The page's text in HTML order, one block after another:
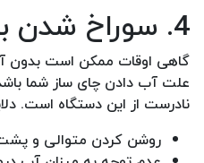
4. سوراخ شدن بدنه کتری
گاهی اوقات ممکن است بدون
علت آب دادن چای ساز شما
نادرست از این دستگاه است.
روشن کردن متوالی و